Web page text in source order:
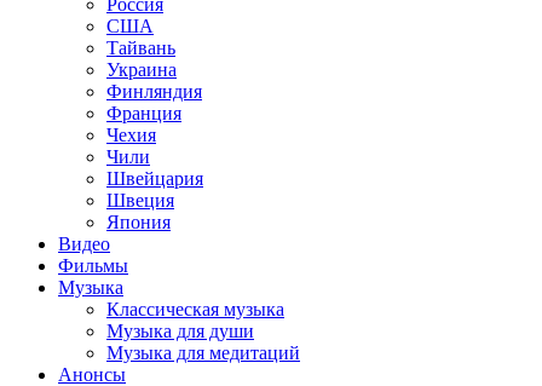
США
Тайвань
Украина
Финляндия
Франция
Чехия
Чили
Швейцария
Швеция
Япония
Видео
Фильмы
Музыка
Классическая музыка
Музыка для души
Музыка для медитаций
Анонсы